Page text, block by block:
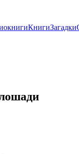
КнигиЗагадки